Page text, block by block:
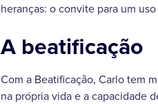
heranças: o convite para um
A beatificação
Com a Beatificação, Carlo tem
na própria vida e a capacidade